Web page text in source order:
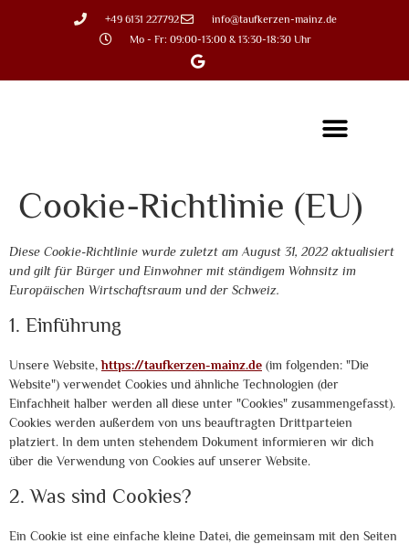
+49 6131 227792
info@taufkerzen-mainz.de
Mo - Fr: 09:00-13:00 & 13:30-18:30 Uhr
Cookie-Richtlinie (EU)
Diese Cookie-Richtlinie wurde zuletzt am August 31, 2022 aktualisiert
und gilt für Bürger und Einwohner mit ständigem Wohnsitz im
Europäischen Wirtschaftsraum und der Schweiz.
1. Einführung
Unsere Website,https://taufkerzen-mainz.de (im folgenden: "Die
Website") verwendet Cookies und ähnliche Technologien (der
Einfachheit halber werden all diese unter "Cookies" zusammengefasst).
Cookies werden außerdem von uns beauftragten Drittparteien
platziert. In dem unten stehendem Dokument informieren wir dich
über die Verwendung von Cookies auf unserer Website.
2. Was sind Cookies?
Ein Cookie ist eine einfache kleine Datei, die gemeinsam mit den Seiten